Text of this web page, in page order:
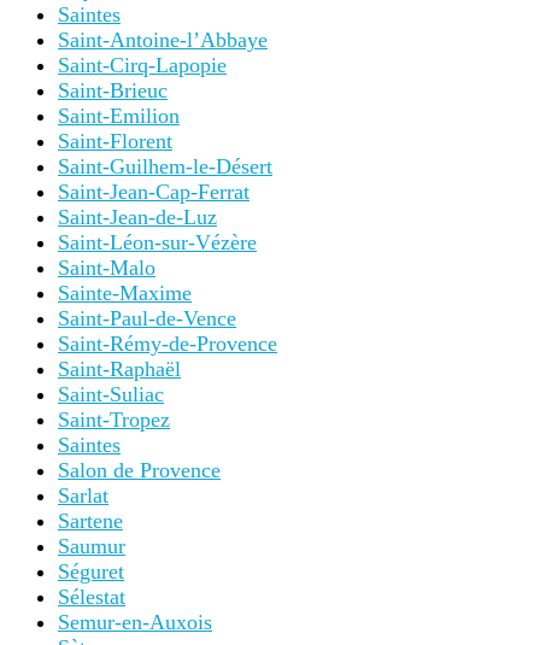
Saintes
Saint-Antoine-l’Abbaye
Saint-Cirq-Lapopie
Saint-Brieuc
Saint-Emilion
Saint-Florent
Saint-Guilhem-le-Désert
Saint-Jean-Cap-Ferrat
Saint-Jean-de-Luz
Saint-Léon-sur-Vézère
Saint-Malo
Sainte-Maxime
Saint-Paul-de-Vence
Saint-Rémy-de-Provence
Saint-Raphaël
Saint-Suliac
Saint-Tropez
Saintes
Salon de Provence
Sarlat
Sartene
Saumur
Séguret
Sélestat
Semur-en-Auxois